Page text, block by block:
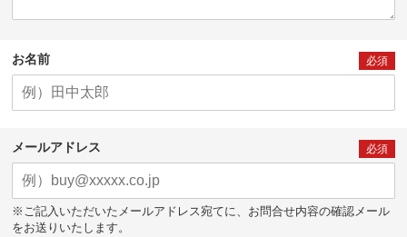
お名前 必須
メールアドレス 必須
※ご記入いただいたメールアドレス宛てに、お問合せ内容の確認メール
をお送りいたします。